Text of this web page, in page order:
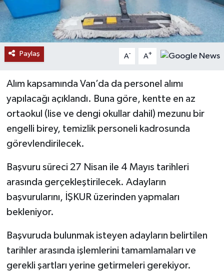
Paylaş A- A+
Alım kapsamında Van’da da personel alımı
yapılacağı açıklandı. Buna göre, kentte en az
ortaokul (lise ve dengi okullar dahil) mezunu bir
engelli birey, temizlik personeli kadrosunda
görevlendirilecek.
Başvuru süreci 27 Nisan ile 4 Mayıs tarihleri
arasında gerçekleştirilecek. Adayların
başvurularını, İŞKUR üzerinden yapmaları
bekleniyor.
Başvuruda bulunmak isteyen adayların belirtilen
tarihler arasında işlemlerini tamamlamaları ve
gerekli şartları yerine getirmeleri gerekiyor.